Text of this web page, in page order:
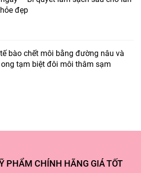
đẹp
bào chết môi bằng đường nâu và
tạm biệt đôi môi thâm sạm
PHẨM CHÍNH HÃNG GIÁ TỐT